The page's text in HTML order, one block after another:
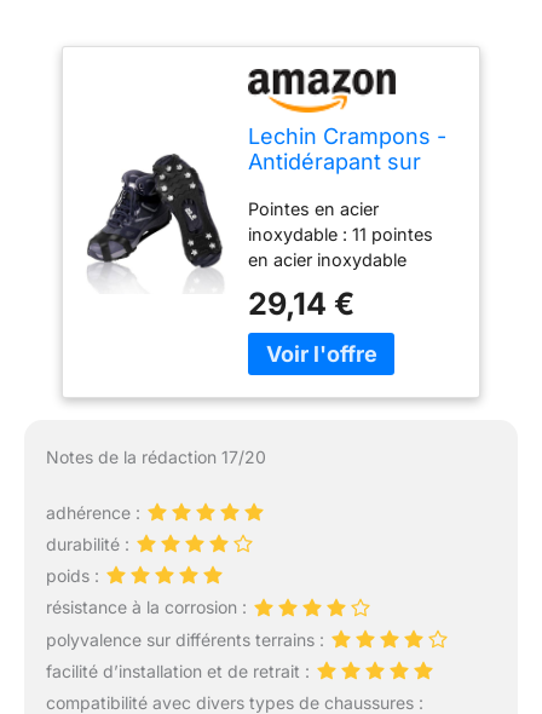
Lechin Crampons -
Antidérapant sur
Crampons à Glace
en Silicone Noir - 11
Pointes en Acier
Inoxydable * 5
Griffes - avec 2
Sangles (M)
Pointes en acier
inoxydable : 11 pointes
en acier inoxydable
sur le bord de la semelle,
permettant aux porteurs
de maintenir un bon
traditionnelle à un seul
(4-5 mm) sur chaque
crampon, ce qui permet
fixation en silicone
organique ne se déforme
pas après de multiples
29,14 €
Notes de la rédaction 17/20
adhérence :
durabilité :
poids :
résistance à la corrosion :
polyvalence sur différents terrains :
facilité d’installation et de retrait :
compatibilité avec divers types de chaussures :